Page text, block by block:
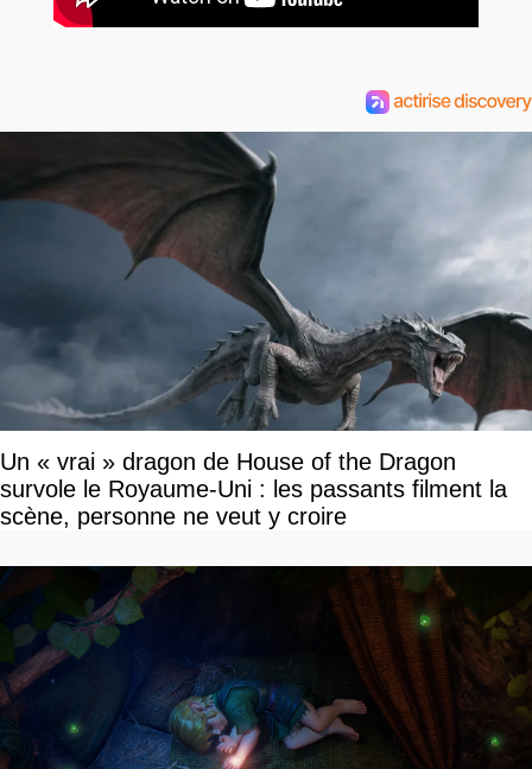
Un « vrai » dragon de House of the Dragon
survole le Royaume-Uni : les passants filment la
scène, personne ne veut y croire